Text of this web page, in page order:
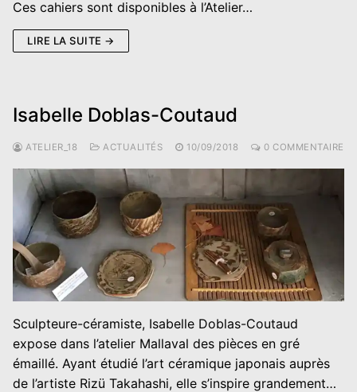
Ces cahiers sont disponibles à l’Atelier…
LIRE LA SUITE →
Isabelle Doblas-Coutaud
ATELIER_18 ACTUALITÉS 10/09/2018 0 COMMENTAIRE
Sculpteure-céramiste, Isabelle Doblas-Coutaud
expose dans l’atelier Mallaval des pièces en gré
émaillé. Ayant étudié l’art céramique japonais auprès
de l’artiste Rizü Takahashi, elle s’inspire grandement…